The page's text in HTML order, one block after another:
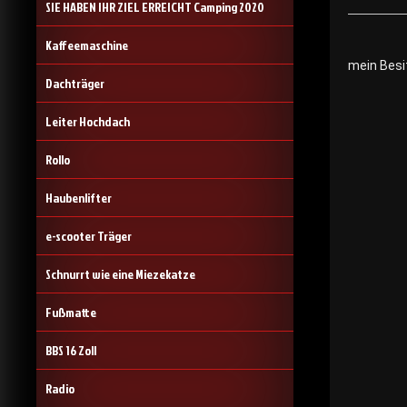
mein
SIE HABEN IHR ZIEL ERREICHT Camping 2020
Kaffeemaschine
Dachträger
Leiter Hochdach
Rollo
Haubenlifter
e-scooter Träger
Schnurrt wie eine Miezekatze
Fußmatte
BBS 16 Zoll
Radio